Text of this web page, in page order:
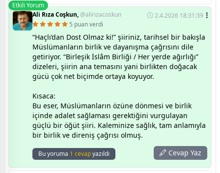
Etkili Yorum
Ali Rıza Coşkun,@alirizacoskun
2.4.2026 18:31:39
5 puan verdi
“Haçlı’dan Dost Olmaz ki!” şiiriniz, tarihsel bir bakışla
Müslümanların birlik ve dayanışma çağrısını dile
getiriyor. “Birleşik İslâm Birliği / Her yerde ağırlığı”
dizeleri, şiirin ana temasını yani birlikten doğacak
gücü çok net biçimde ortaya koyuyor.
Kısaca:
Bu eser, Müslümanların özüne dönmesi ve birlik
içinde adalet sağlaması gerektiğini vurgulayan
güçlü bir öğüt şiiri. Kaleminize sağlık, tam anlamıyla
bir birlik ve direniş çağrısı olmuş.
Bu yoruma 1 cevapyazıldı Cevap Yaz